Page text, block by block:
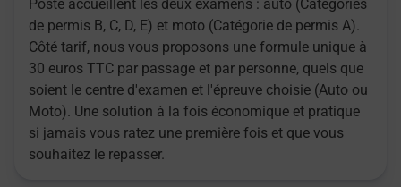
Poste accueillent les deux examens : auto (Catégories
de permis B, C, D, E) et moto (Catégorie de permis A).
Côté tarif, nous vous proposons une formule unique à
30 euros TTC par passage et par personne, quels que
soient le centre d'examen et l'épreuve choisie (Auto ou
Moto). Une solution à la fois économique et pratique
si jamais vous ratez une première fois et que vous
souhaitez le repasser.